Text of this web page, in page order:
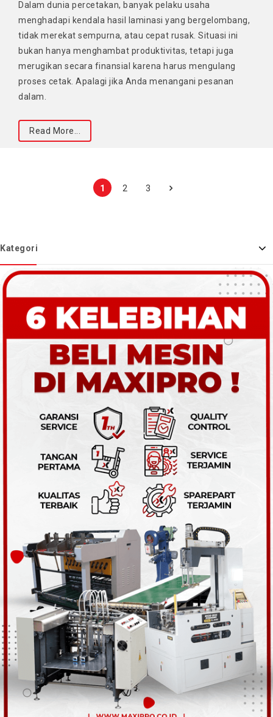
Dalam dunia percetakan, banyak pelaku usaha
menghadapi kendala hasil laminasi yang bergelombang,
tidak merekat sempurna, atau cepat rusak. Situasi ini
bukan hanya menghambat produktivitas, tetapi juga
merugikan secara finansial karena harus mengulang
proses cetak. Apalagi jika Anda menangani pesanan
dalam.
Read More...
1 2 3
Kategori